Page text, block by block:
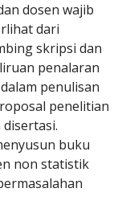
dosen wajib
dari
skripsi dan
penalaran
penulisan
penelitian
buku
non statistik